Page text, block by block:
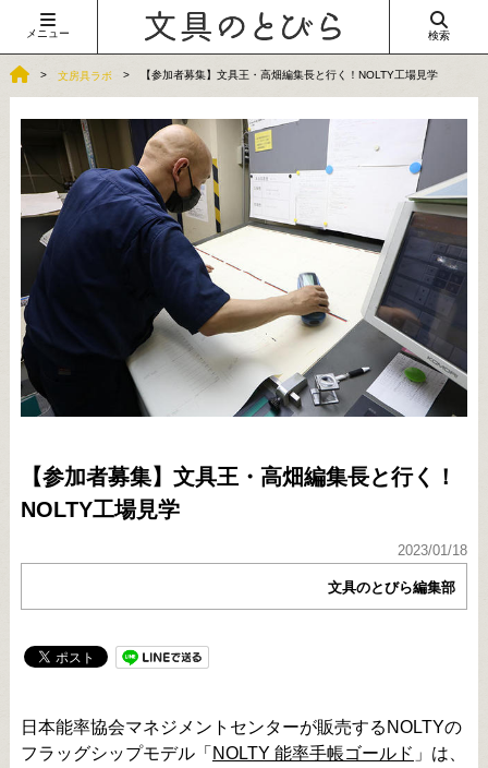
メニュー 検索
文房具ラボ 【参加者募集】文具王・高畑編集長と行く！NOLTY工場見学
【参加者募集】文具王・高畑編集長と行く！
NOLTY工場見学
2023/01/18
文具のとびら編集部
日本能率協会マネジメントセンターが販売するNOLTYの
フラッグシップモデル「 NOLTY 能率手帳ゴールド 」は、